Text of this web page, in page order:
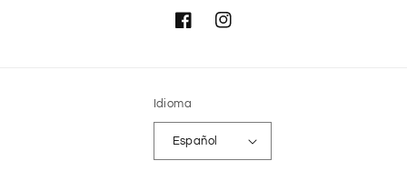
FacebookInstagram
Idioma
Español